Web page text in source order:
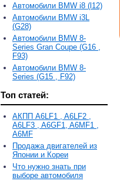
Автомобили BMW i8 (l12)
Автомобили BMW i3L
(G28)
Автомобили BMW 8-
Series Gran Coupe (G16 ,
F93)
Автомобили BMW 8-
Series (G15 , F92)
Топ статей:
АКПП A6LF1 , A6LF2 ,
A6LF3 , A6GF1, A6MF1 ,
A6MF
Продажа двигателей из
Японии и Кореи
Что нужно знать при
выборе автомобиля